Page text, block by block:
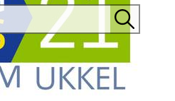
Search